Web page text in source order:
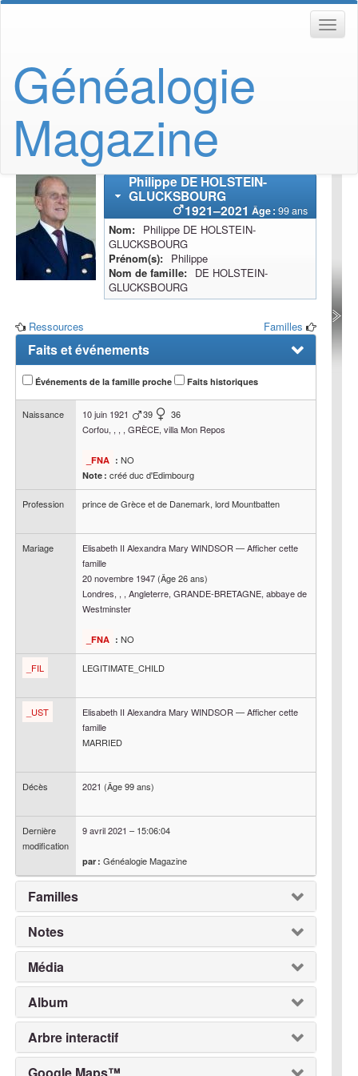
Généalogie
Magazine
PhilippeDE HOLSTEIN-
GLUCKSBOURG
1921–2021 Âge : 99 ans
Nom Philippe DE HOLSTEIN-
GLUCKSBOURG
Prénom(s)
Philippe
Nom de famille
DE HOLSTEIN-
GLUCKSBOURG
Ressources Familles
Faits et événements
Événements de la famille proche Faits historiques
Naissance 10 juin 1921 39
36
Corfou, , , , GRÈCE, villa Mon Repos
_FNA : NO
Note : créé duc d'Edimbourg
Profession prince de Grèce et de Danemark, lord Mountbatten
Mariage Elisabeth II Alexandra Mary WINDSOR—Afficher cette
famille
20 novembre 1947 (Âge 26 ans)
Londres, , , Angleterre, GRANDE-BRETAGNE, abbaye de
Westminster
_FNA : NO
_FIL LEGITIMATE_CHILD
_UST Elisabeth II Alexandra Mary WINDSOR—Afficher cette
famille
MARRIED
Décès 2021 (Âge 99 ans)
Dernière
modification
9 avril 2021 – 15:06:04
par : Généalogie Magazine
Familles
Notes
Média
Album
Arbre interactif